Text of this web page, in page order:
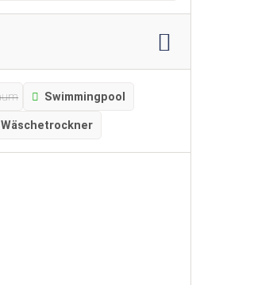
Swimmingpool
Wäschetrockner